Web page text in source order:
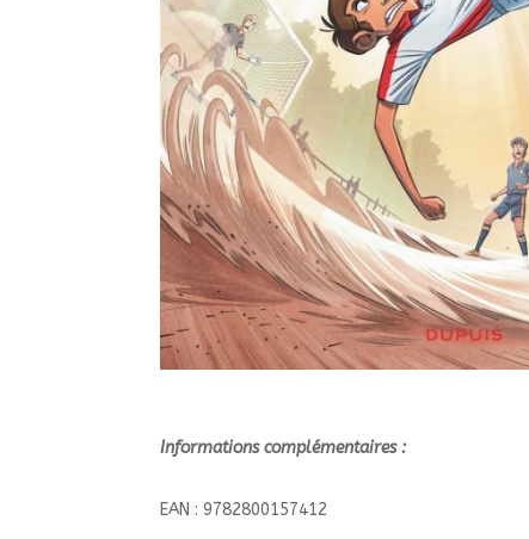
Informations complémentaires :
EAN : 9782800157412